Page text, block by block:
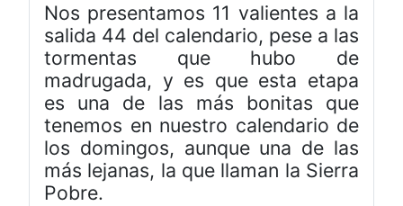
Nos presentamos 11 valientes a la
salida 44 del calendario, pese a las
tormentas que hubo de
madrugada, y es que esta etapa
es una de las más bonitas que
tenemos en nuestro calendario de
los domingos, aunque una de las
más lejanas, la que llaman la Sierra
Pobre.